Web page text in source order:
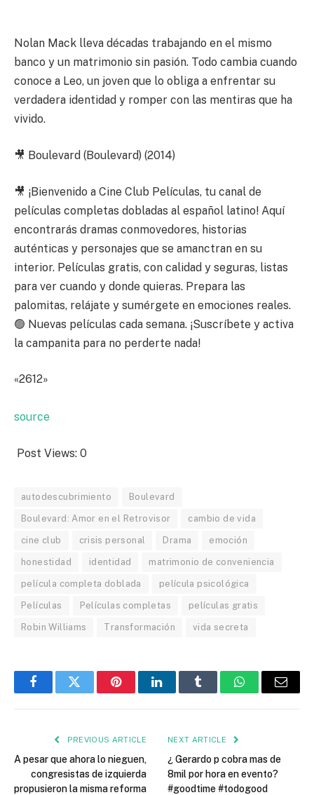
Nolan Mack lleva décadas trabajando en el mismo
banco y un matrimonio sin pasión. Todo cambia cuando
conoce a Leo, un joven que lo obliga a enfrentar su
verdadera identidad y romper con las mentiras que ha
vivido.
🎥 Boulevard (Boulevard) (2014)
🎥 ¡Bienvenido a Cine Club Películas, tu canal de
películas completas dobladas al español latino! Aquí
encontrarás dramas conmovedores, historias
auténticas y personajes que se amanctran en su
interior. Películas gratis, con calidad y seguras, listas
para ver cuando y donde quieras. Prepara las
palomitas, relájate y sumérgete en emociones reales.
🟢 Nuevas películas cada semana. ¡Suscríbete y activa
la campanita para no perderte nada!
«2612»
source
Post Views: 0
autodescubrimiento Boulevard
Boulevard: Amor en el Retrovisor cambio de vida
cine club crisis personal Drama emoción
honestidad identidad matrimonio de conveniencia
película completa doblada película psicológica
Películas Películas completas películas gratis
Robin Williams Transformación vida secreta
FacebookTwitter PinterestLinkedInTumblr WhatsAppEmail
PREVIOUS ARTICLE
A pesar que ahora lo nieguen,
congresistas de izquierda
propusieron la misma reforma
NEXT ARTICLE
¿ Gerardo p cobra mas de
8mil por hora en evento?
#goodtime #todogood